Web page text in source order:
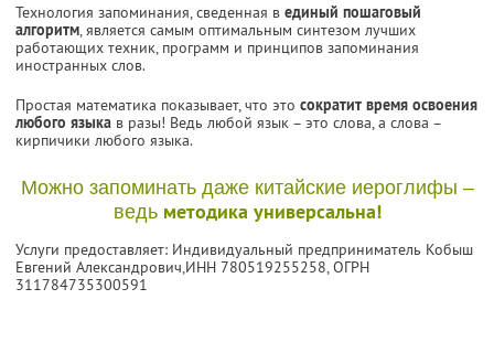
Технология запоминания, сведенная в единый пошаговый
алгоритм, является самым оптимальным синтезом лучших
работающих техник, программ и принципов запоминания
иностранных слов.
Простая математика показывает, что это сократит время освоения
любого языка в разы! Ведь любой язык – это слова, а слова –
кирпичики любого языка.
Можно запоминать даже китайские иероглифы –
ведь методика универсальна!
Услуги предоставляет: Индивидуальный предприниматель Кобыш
Евгений Александрович,ИНН 780519255258, ОГРН
311784735300591